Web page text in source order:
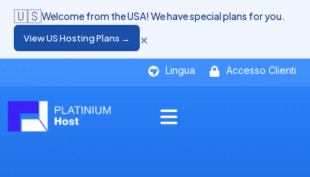
Lingua Accesso Clienti
🇺🇸Welcome from the USA! We have special plans for you.
View US Hosting Plans → ×